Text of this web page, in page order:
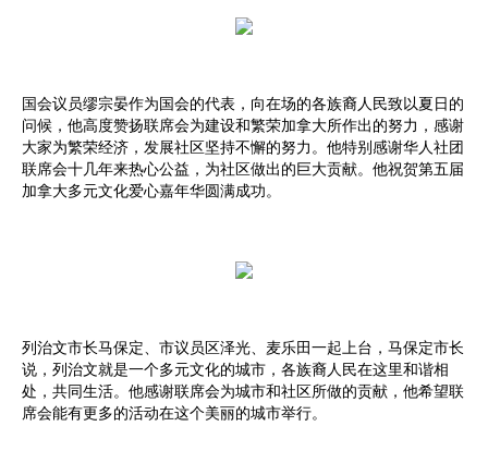
国会议员缪宗晏作为国会的代表，向在场的各族裔人民致以夏日的
问候，他高度赞扬联席会为建设和繁荣加拿大所作出的努力，感谢
大家为繁荣经济，发展社区坚持不懈的努力。他特别感谢华人社团
联席会十几年来热心公益，为社区做出的巨大贡献。他祝贺第五届
加拿大多元文化爱心嘉年华圆满成功。
列治文市长马保定、市议员区泽光、麦乐田一起上台，马保定市长
说，列治文就是一个多元文化的城市，各族裔人民在这里和谐相
处，共同生活。他感谢联席会为城市和社区所做的贡献，他希望联
席会能有更多的活动在这个美丽的城市举行。